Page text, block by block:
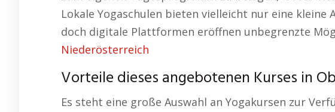
Lokale Yogaschulen bieten vielleicht nur eine kleine
doch digitale Plattformen eröffnen unbegrenzte
Niederösterreich
Vorteile dieses angebotenen Kurses in
Es steht eine große Auswahl an Yogakursen zur